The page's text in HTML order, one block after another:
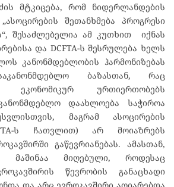
მტკიცება, რომ ნიდერლანდების
შეთანხმება პროგრესი
შესაძლებელია ამ კუთხით იქნას
და DCFTA-ს შესრულება ხელს
კანონმდებლობის ჰარმონიზებას
ბაზასთან, რაც
ურთიერთობებს
დაახლოება საჭიროა
მაგრამ ასოცირების
ს ჩათვლით) არ მოიაზრებს
გაწევრიანებას. ამასთან,
მიღებული, როდესაც
წევრობის განაცხადი